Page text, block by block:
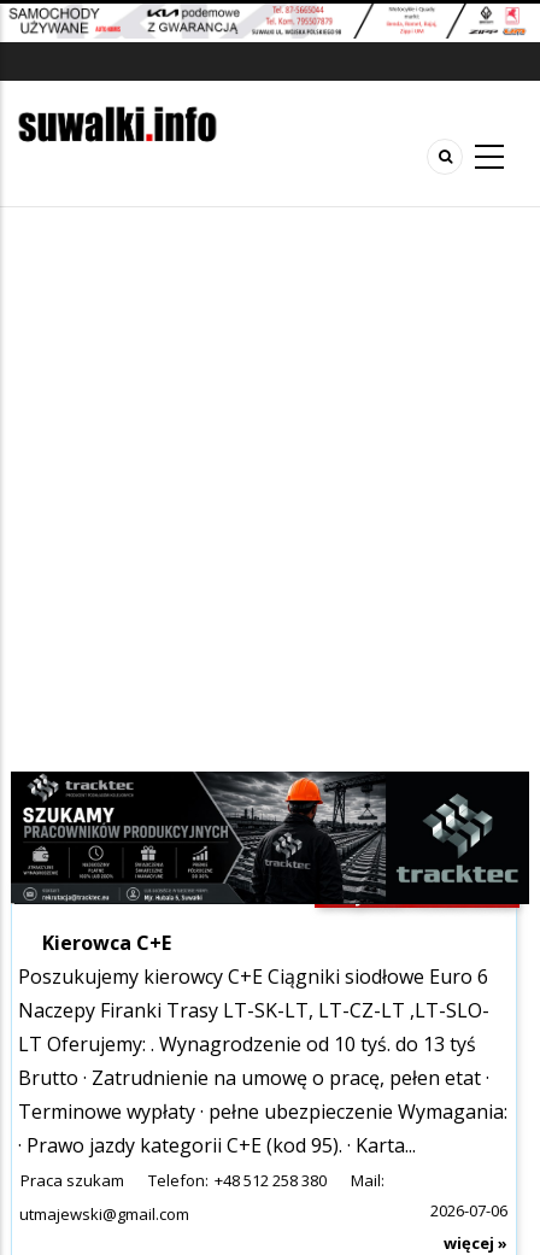
Ogłoszenia praca
Szukana fraza w ogłoszeniach
Kierowca C+E
SPECJALNE-PROMOWANE
Poszukujemy kierowcy C+E Ciągniki siodłowe Euro 6
Naczepy Firanki Trasy LT-SK-LT, LT-CZ-LT ,LT-SLO-
LT Oferujemy: . Wynagrodzenie od 10 tyś. do 13 tyś
Brutto · Zatrudnienie na umowę o pracę, pełen etat ·
Terminowe wypłaty · pełne ubezpieczenie Wymagania:
· Prawo jazdy kategorii C+E (kod 95). · Karta...
Praca szukam Telefon: +48 512 258 380
Mail:
utmajewski@gmail.com
2026-07-06
więcej »